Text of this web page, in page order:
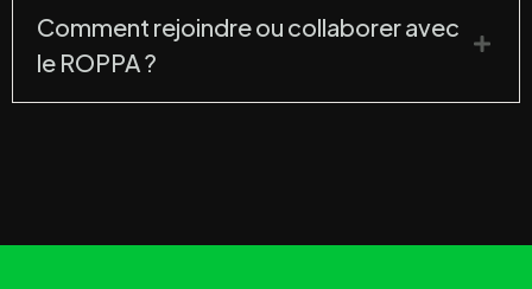
Comment rejoindre ou collaborer avec
le ROPPA ?